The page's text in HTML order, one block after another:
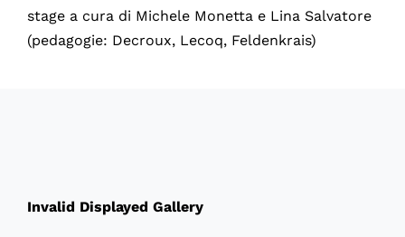
stage a cura di Michele Monetta e Lina Salvatore
(pedagogie: Decroux, Lecoq, Feldenkrais)
Invalid Displayed Gallery